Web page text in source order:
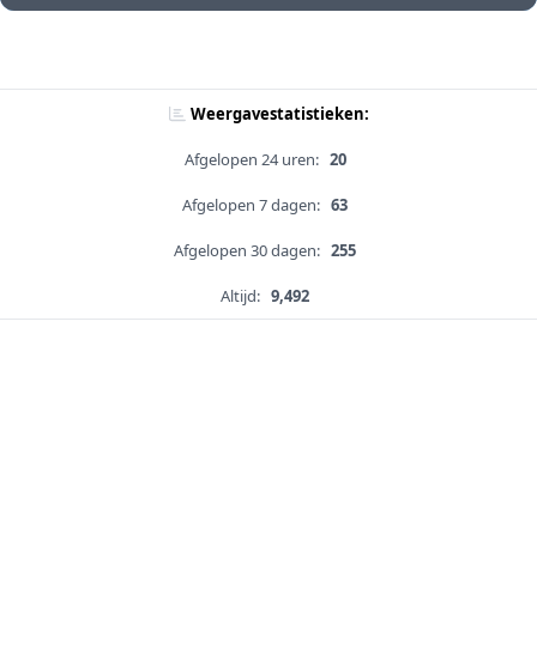
Weergavestatistieken:
Afgelopen 24 uren: 20
Afgelopen 7 dagen: 63
Afgelopen 30 dagen: 255
Altijd: 9,492